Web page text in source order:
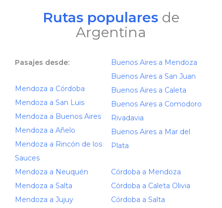
Rutas populares de
Argentina
Pasajes desde:
Mendoza a Córdoba
Mendoza a San Luis
Mendoza a Buenos Aires
Mendoza a Añelo
Mendoza a Rincón de los
Sauces
Mendoza a Neuquén
Mendoza a Salta
Mendoza a Jujuy
Buenos Aires a Mendoza
Buenos Aires a San Juan
Buenos Aires a Caleta
Buenos Aires a Comodoro
Rivadavia
Buenos Aires a Mar del
Plata
Córdoba a Mendoza
Córdoba a Caleta Olivia
Córdoba a Salta